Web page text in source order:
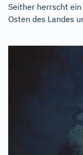
Seither herrscht
Osten des Landes